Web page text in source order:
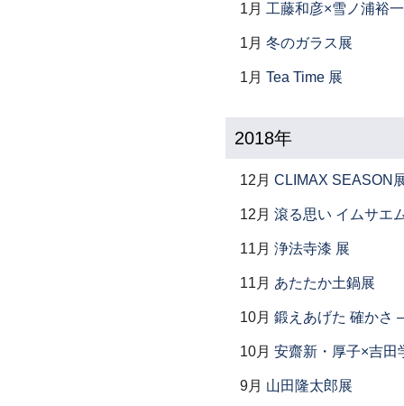
1月 工藤和彦×雪ノ浦裕
1月 冬のガラス展
1月 Tea Time 展
2018年
12月 CLIMAX SEASON
12月 滾る思い イムサエ
11月 浄法寺漆 展
11月 あたたか土鍋展
10月 鍛えあげた 確かさ
10月 安齋新・厚子×吉田
9月 山田隆太郎展